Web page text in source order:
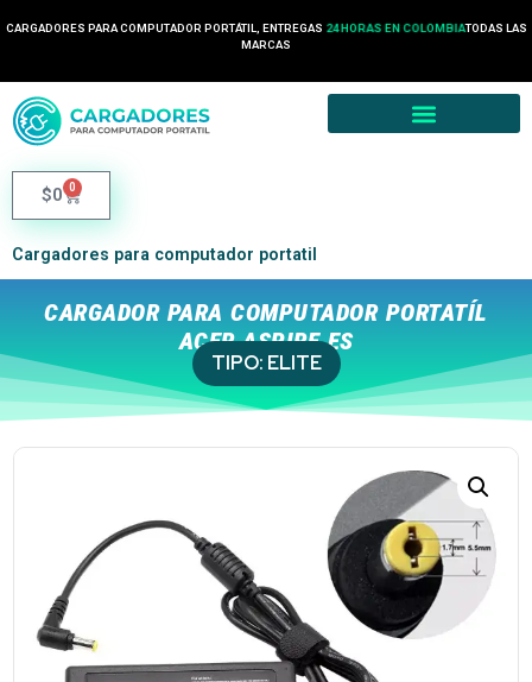
CARGADORES PARA COMPUTADOR PORTÁTIL, ENTREGAS 24 HORAS EN COLOMBIATODAS LAS
MARCAS
$0 0
Cargadores para computador portatil
CARGADOR PARA COMPUTADOR PORTATÍL
ACER ASPIRE ES
TIPO: ELITE